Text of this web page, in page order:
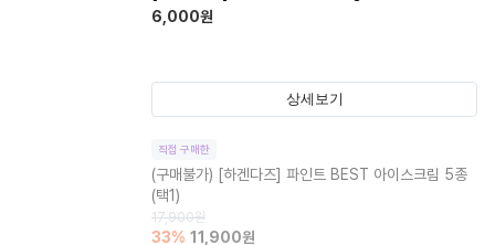
6,000원
상세보기
직접 구매한
(구매불가) [하겐다즈] 파인트 BEST 아이스크림 5종
(택1)
17,900원
33% 11,900원